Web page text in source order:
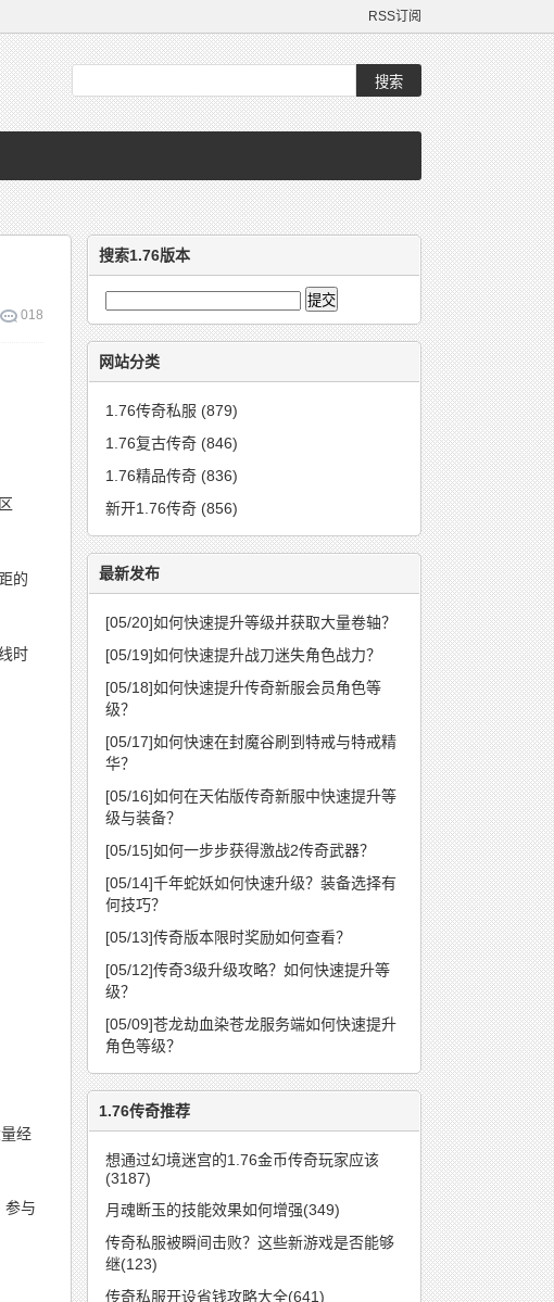
RSS订阅
18
0
的
时
经
参与
搜索1.76版本
网站分类
1.76传奇私服 (879)
1.76复古传奇 (846)
1.76精品传奇 (836)
新开1.76传奇 (856)
最新发布
[05/20]如何快速提升等级并获取大量卷轴？
[05/19]如何快速提升战刀迷失角色战力？
[05/18]如何快速提升传奇新服会员角色等
级？
[05/17]如何快速在封魔谷刷到特戒与特戒精
华？
[05/16]如何在天佑版传奇新服中快速提升等
级与装备？
[05/15]如何一步步获得激战2传奇武器？
[05/14]千年蛇妖如何快速升级？装备选择有
何技巧？
[05/13]传奇版本限时奖励如何查看？
[05/12]传奇3级升级攻略？如何快速提升等
级？
[05/09]苍龙劫血染苍龙服务端如何快速提升
角色等级？
1.76传奇推荐
想通过幻境迷宫的1.76金币传奇玩家应该
(3187)
月魂断玉的技能效果如何增强(349)
传奇私服被瞬间击败？这些新游戏是否能够
继(123)
传奇私服开设省钱攻略大全(641)